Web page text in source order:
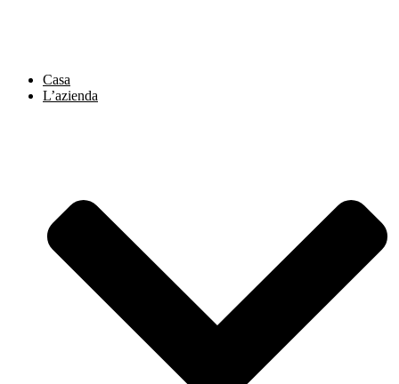
Casa
L’azienda